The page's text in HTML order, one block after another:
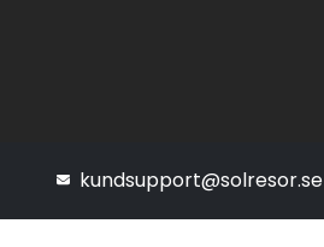
kundsupport@solresor.se